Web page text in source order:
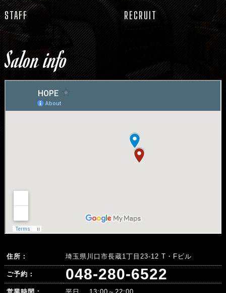
STAFF
RECRUIT
Salon info
住所： 埼玉県川口市長蔵1丁目23-12 T・Fビル
ご予約： 048-280-6522